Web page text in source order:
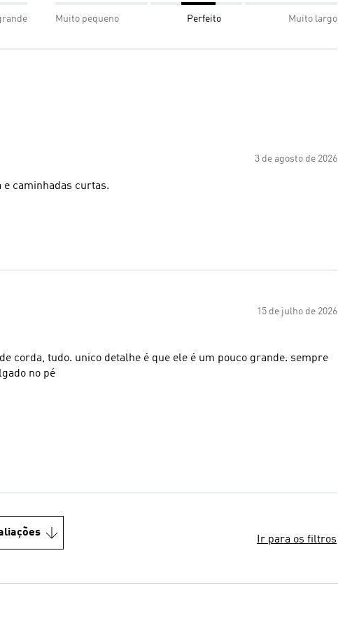
Muito pequeno Perfeito Muito largo
3 de agosto de 2026
caminhadas curtas.
15 de julho de 2026
corda, tudo. unico detalhe é que ele é um pouco grande. sempre
no pé
Ir para os filtros